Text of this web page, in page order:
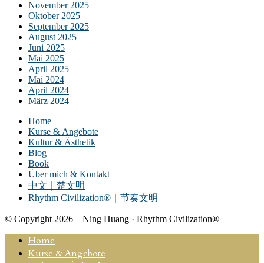
November 2025
Oktober 2025
September 2025
August 2025
Juni 2025
Mai 2025
April 2025
Mai 2024
April 2024
März 2024
Home
Kurse & Angebote
Kultur & Ästhetik
Blog
Book
Über mich & Kontakt
中文｜楚文明
Rhythm Civilization®｜节奏文明
© Copyright 2026 – Ning Huang · Rhythm Civilization®
Home
Kurse & Angebote